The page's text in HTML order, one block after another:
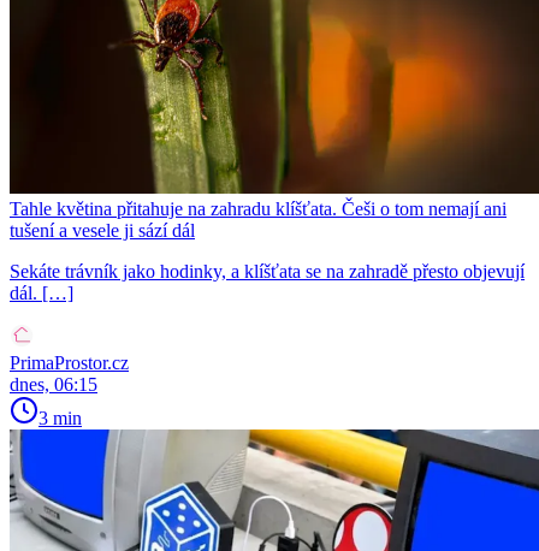
Tahle květina přitahuje na zahradu klíšťata. Češi o tom nemají ani
tušení a vesele ji sází dál
Sekáte trávník jako hodinky, a klíšťata se na zahradě přesto objevují
dál. […]
PrimaProstor.cz
dnes, 06:15
3 min